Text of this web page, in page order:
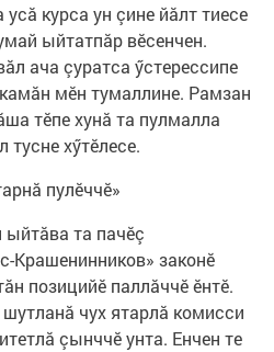
курса ун çине йăлт тиесе
ыйтатпăр вӗсенчен.
ача çуратса ӳстерессипе
мӗн тумаллине. Рамзан
тӗпе хунă та пулмалла
хӳтӗлесе.
пулӗччӗ»
ыйтăва та пачӗç
Крашенинников» законӗ
позицийӗ паллăччӗ ӗнтӗ.
чух ятарлă комисси
çынччӗ унта. Енчен те